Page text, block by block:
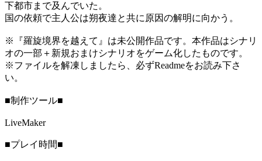
下都市まで及んでいた。
国の依頼で主人公は朔夜達と共に原因の解明に向かう。
※『羅旋境界を越えて』は未公開作品です。本作品はシナリ
オの一部＋新規おまけシナリオをゲーム化したものです。
※ファイルを解凍しましたら、必ずReadmeをお読み下さ
い。
■制作ツール■
LiveMaker
■プレイ時間■